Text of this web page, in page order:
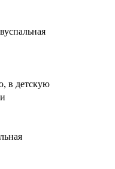
в детскую